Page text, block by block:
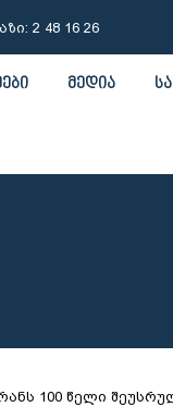
2 48 16 26
მედია
100 წელი